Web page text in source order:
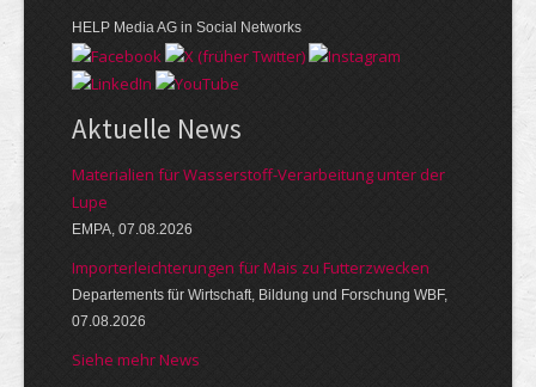
HELP Media AG in Social Networks
Aktuelle News
Materialien für Wasserstoff-Verarbeitung unter der
Lupe
EMPA, 07.08.2026
Importerleichterungen für Mais zu Futterzwecken
Departements für Wirtschaft, Bildung und Forschung WBF,
07.08.2026
Siehe mehr News